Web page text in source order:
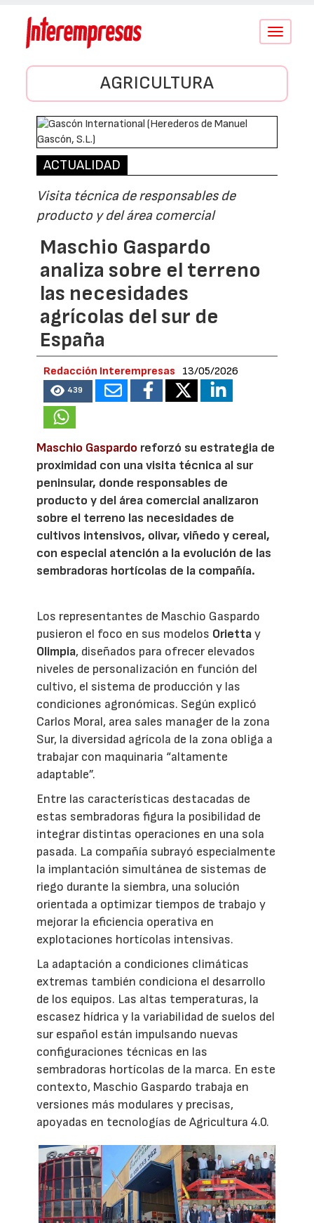
Conmutar
AGRICULTURA
ACTUALIDAD
Visita técnica de responsables de
producto y del área comercial
Maschio Gaspardo
analiza sobre el terreno
las necesidades
agrícolas del sur de
España
Redacción Interempresas 13/05/2026
439
Maschio Gaspardo reforzó su estrategia de
proximidad con una visita técnica al sur
peninsular, donde responsables de
producto y del área comercial analizaron
sobre el terreno las necesidades de
cultivos intensivos, olivar, viñedo y cereal,
con especial atención a la evolución de las
sembradoras hortícolas de la compañía.
Los representantes de Maschio Gaspardo
pusieron el foco en sus modelos Oriettay
Olimpia, diseñados para ofrecer elevados
niveles de personalización en función del
cultivo, el sistema de producción y las
condiciones agronómicas. Según explicó
Carlos Moral, area sales manager de la zona
Sur, la diversidad agrícola de la zona obliga a
trabajar con maquinaria “altamente
adaptable”.
Entre las características destacadas de
estas sembradoras figura la posibilidad de
integrar distintas operaciones en una sola
pasada. La compañía subrayó especialmente
la implantación simultánea de sistemas de
riego durante la siembra, una solución
orientada a optimizar tiempos de trabajo y
mejorar la eficiencia operativa en
explotaciones hortícolas intensivas.
La adaptación a condiciones climáticas
extremas también condiciona el desarrollo
de los equipos. Las altas temperaturas, la
escasez hídrica y la variabilidad de suelos del
sur español están impulsando nuevas
configuraciones técnicas en las
sembradoras hortícolas de la marca. En este
contexto, Maschio Gaspardo trabaja en
versiones más modulares y precisas,
apoyadas en tecnologías de Agricultura 4.0.